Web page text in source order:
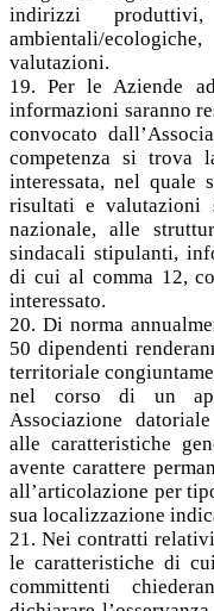
indirizzi
ambientali/
valutazioni.
19. Per le Aziende
informazioni saranno
convocato
competenza si trova
interessata, nel quale
risultati e valutazioni
nazionale, alle
sindacali stipulanti,
di cui al comma 12,
interessato.
20. Di norma
50 dipendenti
territoriale
nel corso di un
Associazione
alle caratteristiche
avente carattere
all’articolazione per
sua localizzazione
21. Nei contratti
le caratteristiche di
committenti